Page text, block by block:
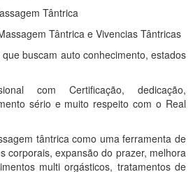
Tântrica
Tântrica e Vivencias Tântricas
buscam auto conhecimento, estados
com Certificação, dedicação,
sério e muito respeito com o Real
tântrica como uma ferramenta de
corporais, expansão do prazer, melhora
multi orgásticos, tratamentos de